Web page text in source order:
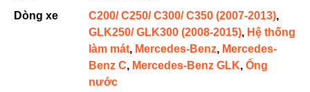
Dòng xe
C200/ C250/ C300/ C350 (2007-2013),
GLK250/ GLK300 (2008-2015), Hệ thống
làm mát, Mercedes-Benz, Mercedes-
Benz C, Mercedes-Benz GLK, Ống
nước